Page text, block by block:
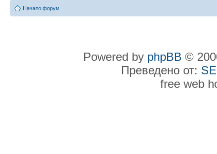
Начало форум
Powered by phpBB ©
Преведено от:
free web